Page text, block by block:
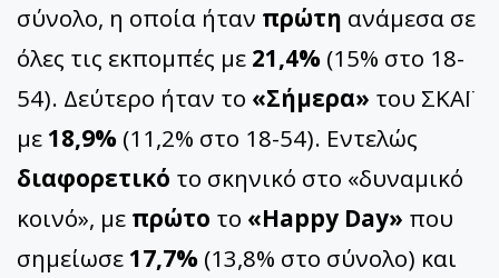
σύνολο, η οποία ήταν πρώτη ανάμεσα σε
όλες τις εκπομπές με 21,4% (15% στο 18-
54). Δεύτερο ήταν το «Σήμερα» του ΣΚΑΪ
με 18,9% (11,2% στο 18-54). Εντελώς
διαφορετικό το σκηνικό στο «δυναμικό
κοινό», με πρώτο το «Happy Day» που
σημείωσε 17,7% (13,8% στο σύνολο) και